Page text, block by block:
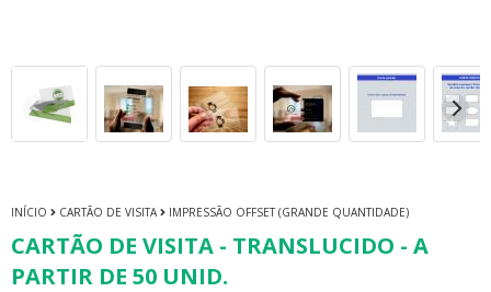
INÍCIO CARTÃO DE VISITA IMPRESSÃO OFFSET (GRANDE QUANTIDADE)
CARTÃO DE VISITA - TRANSLUCIDO - A
PARTIR DE 50 UNID.